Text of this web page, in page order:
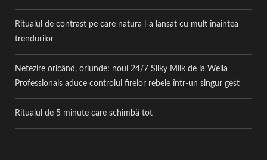
Ritualul de contrast pe care natura l-a lansat cu mult înaintea
trendurilor
Netezire oricând, oriunde: noul 24/7 Silky Milk de la Wella
Professionals aduce controlul firelor rebele într-un singur gest
Ritualul de 5 minute care schimbă tot